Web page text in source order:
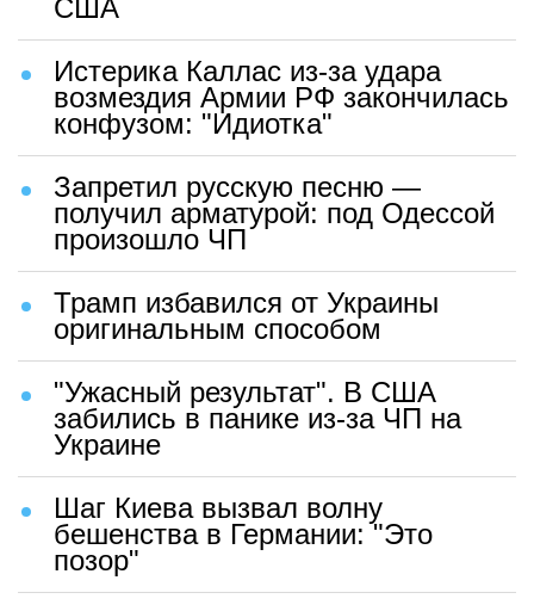
США
Истерика Каллас из-за удара
возмездия Армии РФ закончилась
конфузом: "Идиотка"
Запретил русскую песню —
получил арматурой: под Одессой
произошло ЧП
Трамп избавился от Украины
оригинальным способом
"Ужасный результат". В США
забились в панике из-за ЧП на
Украине
Шаг Киева вызвал волну
бешенства в Германии: "Это
позор"